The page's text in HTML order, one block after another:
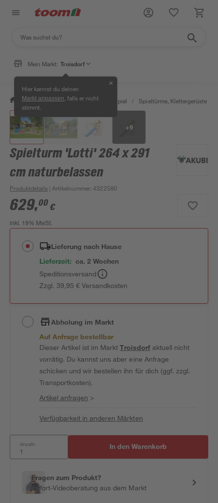
Mein Markt: Troisdorf
Hier kannst du deinen
Markt anpassen , falls er nicht
stimmt.
✕
/ Garten & Freizeit / Outdoor & Spiel / Spieltürme, Klettergerüste &
+9
Spielturm 'Lotti' 264 x 291
cm naturbelassen
Produktdetails | Artikelnummer:4322580
629,00 €
inkl. 19% MwSt.
Lieferung nach Hause
Lieferzeit: ca. 2 Wochen
Speditionsversand
Zzgl. 39,95 € Versandkosten
Abholung im Markt
Auf Anfrage bestellbar
Dieser Artikel ist im MarktTroisdorfaktuell nicht
vorrätig. Du kannst uns aber eine Anfrage
schicken und wir bestellen ihn für dich (ggf. zzgl.
Transportkosten).
Artikel anfragen >
Verfügbarkeit in anderen Märkten
Anzahl: In den Warenkorb
Fragen zum Produkt?
Sofort-Videoberatung aus dem Markt